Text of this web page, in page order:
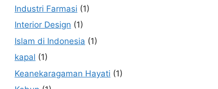
Industri Farmasi (1)
Interior Design (1)
Islam di Indonesia (1)
kapal (1)
Keanekaragaman Hayati (1)